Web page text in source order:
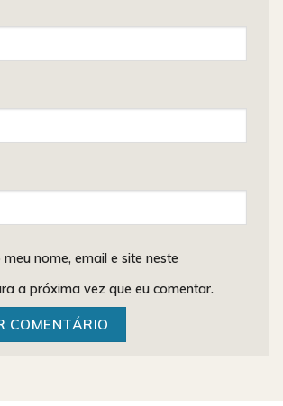
nome, email e site neste
a próxima vez que eu comentar.